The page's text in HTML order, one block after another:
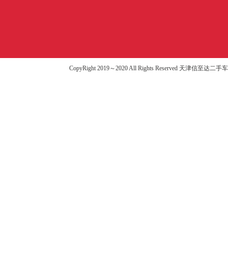
CopyRight 2019～2020 All Rights Reserved 天津信至达二